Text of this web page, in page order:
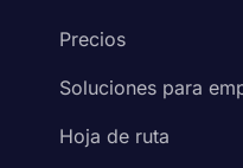
Precios
Soluciones para
Hoja de ruta